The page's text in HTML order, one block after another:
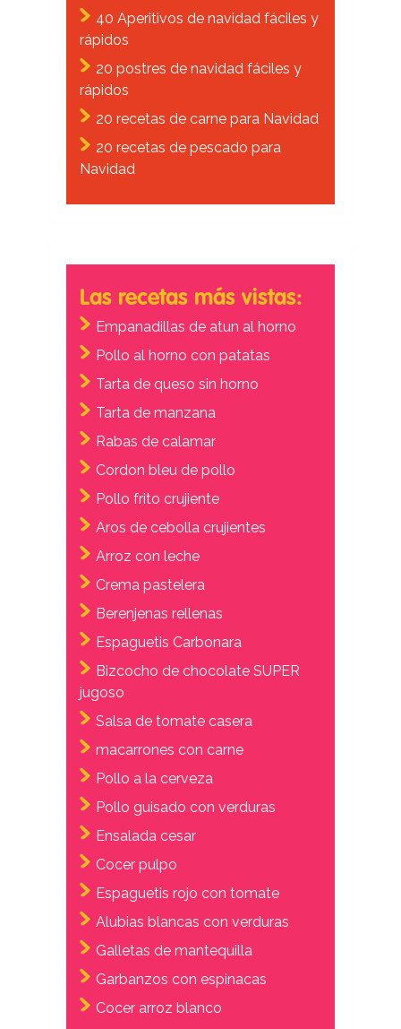
40 Aperitivos de navidad fáciles y
rápidos
20 postres de navidad fáciles y
rápidos
20 recetas de carne para Navidad
20 recetas de pescado para
Navidad
Las recetas más vistas:
Empanadillas de atun al horno
Pollo al horno con patatas
Tarta de queso sin horno
Tarta de manzana
Rabas de calamar
Cordon bleu de pollo
Pollo frito crujiente
Aros de cebolla crujientes
Arroz con leche
Crema pastelera
Berenjenas rellenas
Espaguetis Carbonara
Bizcocho de chocolate SUPER
jugoso
Salsa de tomate casera
macarrones con carne
Pollo a la cerveza
Pollo guisado con verduras
Ensalada cesar
Cocer pulpo
Espaguetis rojo con tomate
Alubias blancas con verduras
Galletas de mantequilla
Garbanzos con espinacas
Cocer arroz blanco